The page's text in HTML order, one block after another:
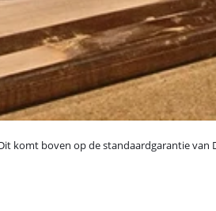
komt boven op de standaardgarantie